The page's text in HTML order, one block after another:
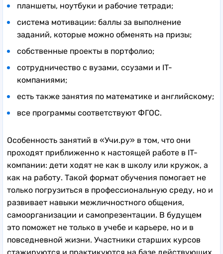
планшеты, ноутбуки и рабочие тетради;
система мотивации: баллы за выполнение
заданий, которые можно обменять на призы;
собственные проекты в портфолио;
сотрудничество с вузами, ссузами и IT-
компаниями;
есть также занятия по математике и английскому;
все программы соответствуют ФГОС.
Особенность занятий в «Учи.ру» в том, что они
проходят приближенно к настоящей работе в IT-
компании: дети ходят не как в школу или кружок, а
как на работу. Такой формат обучения помогает не
только погрузиться в профессиональную среду, но и
развивает навыки межличностного общения,
самоорганизации и самопрезентации. В будущем
это поможет не только в учебе и карьере, но и в
повседневной жизни. Участники старших курсов
стажируются и практикуются на базе действующих